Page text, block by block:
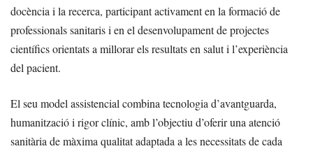
docència i la recerca, participant activament en la formació de
professionals sanitaris i en el desenvolupament de projectes
científics orientats a millorar els resultats en salut i l’experiència
del pacient.
El seu model assistencial combina tecnologia d’avantguarda,
humanització i rigor clínic, amb l’objectiu d’oferir una atenció
sanitària de màxima qualitat adaptada a les necessitats de cada